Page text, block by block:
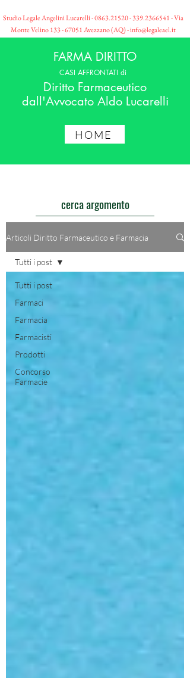
Studio Legale Angelini Lucarelli -0863.21520 - 339.2366541 - Via
Monte Velino133 - 67051Avezzano (AQ) -info@legaleael.it
FARMA DIRITTO
CASI AFFRONTATI di
Diritto Farmaceutico
dall'Avvocato Aldo Lucarelli
HOME
cerca argomento
Articoli Diritto Farmaceutico e Farmacia
Tutti i post
Farmaci
Farmacia
Farmacisti
Prodotti
Concorso
Farmacie
Tutti i post